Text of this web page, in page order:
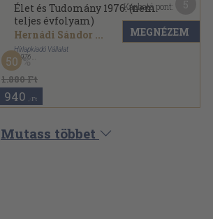
Élet és Tudomány 1976. (nem
teljes évfolyam)
Hernádi Sándor ...
Hírlapkiadó Vállalat
, 1976
Könyvkötői kötés
Élet és Tudomány sorozat
1.880 Ft
50
940 ,-Ft
Kapható pont:
MEGNÉZEM
Mutass többet